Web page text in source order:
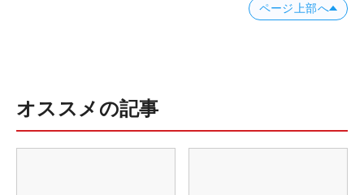
ページ上部へ
オススメの記事